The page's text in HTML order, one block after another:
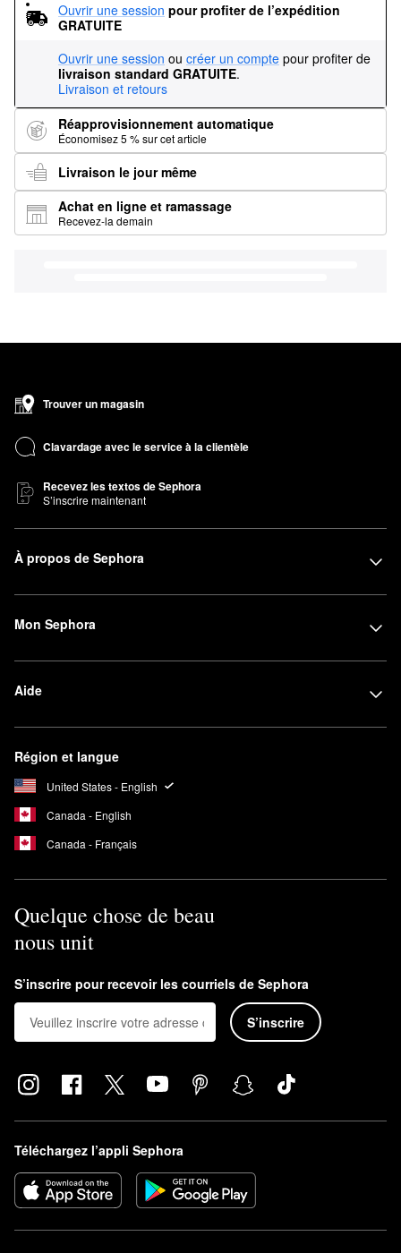
Ouvrir une session pour profiter de l’expédition
GRATUITE
Ouvrir une session ou créer un compte pour profiter de
livraison standard GRATUITE.
Livraison et retours
Réapprovisionnement automatique
Économisez 5 % sur cet article
Livraison le jour même
Achat en ligne et ramassage
Recevez-la demain
Trouver un magasin
Clavardage avec le service à la clientèle
Recevez les textos de Sephora
S’inscrire maintenant
À propos de Sephora
Mon Sephora
Aide
Région et langue
United States - English
Canada - English
Canada - Français
Quelque chose de beau
nous unit
S’inscrire pour recevoir les courriels de Sephora
S’inscrire
Téléchargez l’appli Sephora